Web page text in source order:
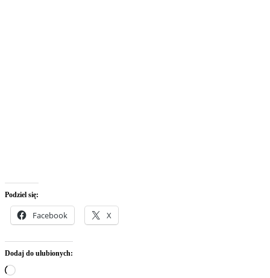
Podziel się:
Facebook X
Dodaj do ulubionych:
Wczytywanie…